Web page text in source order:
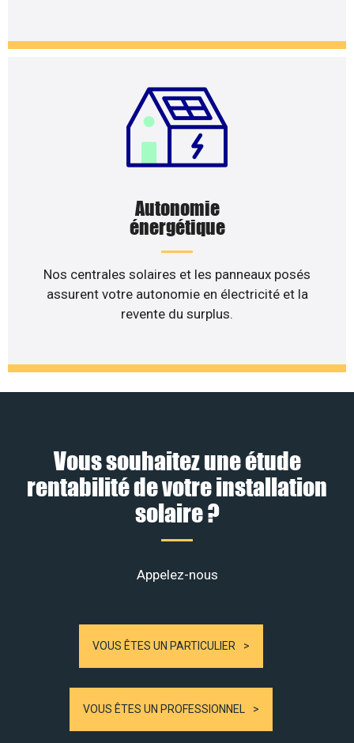
Autonomie
énergétique
Nos centrales solaires et les panneaux posés
assurent votre autonomie en électricité et la
revente du surplus.
Vous souhaitez une étude
rentabilité de votre installation
solaire ?
Appelez-nous
VOUS ÊTES UN PARTICULIER
VOUS ÊTES UN PROFESSIONNEL